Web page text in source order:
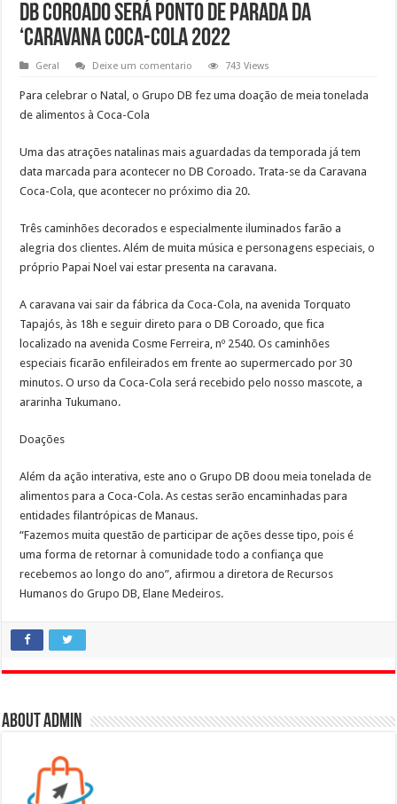
DB Coroado será ponto de parada da
‘Caravana Coca-Cola 2022
Geral Deixe um comentario 743 Views
Para celebrar o Natal, o Grupo DB fez uma doação de meia tonelada
de alimentos à Coca-Cola
Uma das atrações natalinas mais aguardadas da temporada já tem
data marcada para acontecer no DB Coroado. Trata-se da Caravana
Coca-Cola, que acontecer no próximo dia 20.
Três caminhões decorados e especialmente iluminados farão a
alegria dos clientes. Além de muita música e personagens especiais, o
próprio Papai Noel vai estar presenta na caravana.
A caravana vai sair da fábrica da Coca-Cola, na avenida Torquato
Tapajós, às 18h e seguir direto para o DB Coroado, que fica
localizado na avenida Cosme Ferreira, nº 2540. Os caminhões
especiais ficarão enfileirados em frente ao supermercado por 30
minutos. O urso da Coca-Cola será recebido pelo nosso mascote, a
ararinha Tukumano.
Doações
Além da ação interativa, este ano o Grupo DB doou meia tonelada de
alimentos para a Coca-Cola. As cestas serão encaminhadas para
entidades filantrópicas de Manaus.
“Fazemos muita questão de participar de ações desse tipo, pois é
uma forma de retornar à comunidade todo a confiança que
recebemos ao longo do ano”, afirmou a diretora de Recursos
Humanos do Grupo DB, Elane Medeiros.
About admin